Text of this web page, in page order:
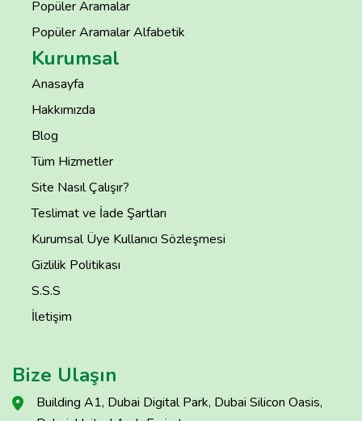
Popüler Aramalar
Popüler Aramalar Alfabetik
Kurumsal
Anasayfa
Hakkımızda
Blog
Tüm Hizmetler
Site Nasıl Çalışır?
Teslimat ve İade Şartları
Kurumsal Üye Kullanıcı Sözleşmesi
Gizlilik Politikası
S.S.S
İletişim
Bize Ulaşın
Building A1, Dubai Digital Park, Dubai Silicon Oasis,